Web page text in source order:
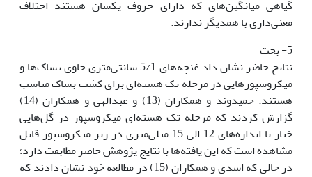
گیاهی میانگین‌های که دارای حروف یکسان هستند اختلاف
معنی‌داری با همدیگر ندارند.
5- بحث
نتایج حاضر نشان داد غنچه‌های 5/1 سانتی‌متری حاوی بساک‌ها و
میکروسپورهایی در مرحله تک هسته‌ای برای کشت بساک مناسب
هستند. حمیدوند و همکاران (13) و عبدالهی و همکاران (14)
گزارش کردند که مرحله تک هسته‌ای میکروسپور در گل‌هایی
خیار با اندازه‌های 12 الی 15 میلی‌متری در زیر میکروسپور قابل
مشاهده است که این یافته‌ها‌ با نتایج پژوهش حاضر مطابقت دارد؛
در حالی که اسدی و همکاران (15) در مطالعه خود نشان دادند که